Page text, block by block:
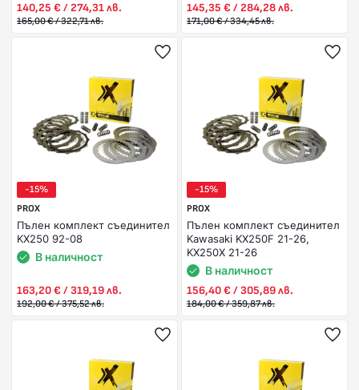
140,25 € / 274,31 лв.
165,00 € / 322,71 лв.
145,35 € / 284,28 лв.
171,00 € / 334,45 лв.
-15%
PROX
Пълен комплект съединител
KX250 92-08
В наличност
163,20 € / 319,19 лв.
192,00 € / 375,52 лв.
-15%
PROX
Пълен комплект съединител
Kawasaki KX250F 21-26,
KX250X 21-26
В наличност
156,40 € / 305,89 лв.
184,00 € / 359,87 лв.